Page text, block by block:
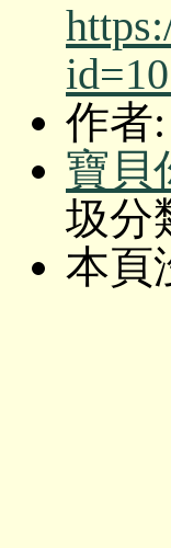
作者:
寶貝
圾分
本頁